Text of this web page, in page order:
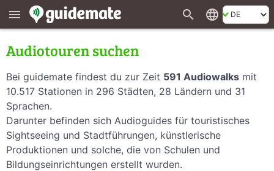
menu search language
Audiotouren suchen
Bei guidemate findest du zur Zeit 591 Audiowalks mit
10.517 Stationen in 296 Städten, 28 Ländern und 31
Sprachen.
Darunter befinden sich Audioguides für touristisches
Sightseeing und Stadtführungen, künstlerische
Produktionen und solche, die von Schulen und
Bildungseinrichtungen erstellt wurden.